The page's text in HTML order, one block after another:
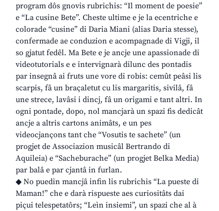
program dôs gnovis rubrichis: “Il moment de poesie”
e “La cusine Bete”. Cheste ultime e je la ecentriche e
colorade “cusine” di Daria Miani (alias Daria stesse),
confermade ae conduzion e acompagnade di Vigji, il
so gjatut fedêl. Ma Bete e je ancje une apassionade di
videotutorials e e intervignarà dilunc des pontadis
par insegnâ ai fruts une vore di robis: cemût peâsi lis
scarpis, fâ un braçaletut cu lis margaritis, sivilâ, fâ
une strece, lavâsi i dincj, fâ un origami e tant altri. In
ogni pontade, dopo, nol mancjarà un spazi fis dedicât
ancje a altris cartons animâts, e un pes
videocjançons tant che “Vosutis te sachete” (un
progjet de Associazion musicâl Bertrando di
Aquileia) e “Sacheburache” (un progjet Belka Media)
par balâ e par cjantâ in furlan.
◆ No puedin mancjâ infin lis rubrichis “La pueste di
Maman!” che e darà rispueste aes curiositâts dai
piçui telespetatôrs; “Leìn insiemi”, un spazi che al à